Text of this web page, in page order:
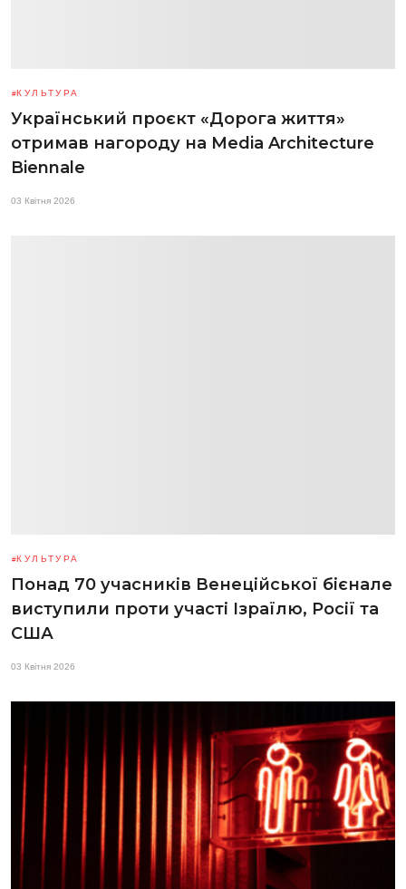
КУЛЬТУРА
Український проєкт «Дорога життя»
отримав нагороду на Media Architecture
Biennale
03 Квітня 2026
КУЛЬТУРА
Понад 70 учасників Венеційської бієнале
виступили проти участі Ізраїлю, Росії та
США
03 Квітня 2026